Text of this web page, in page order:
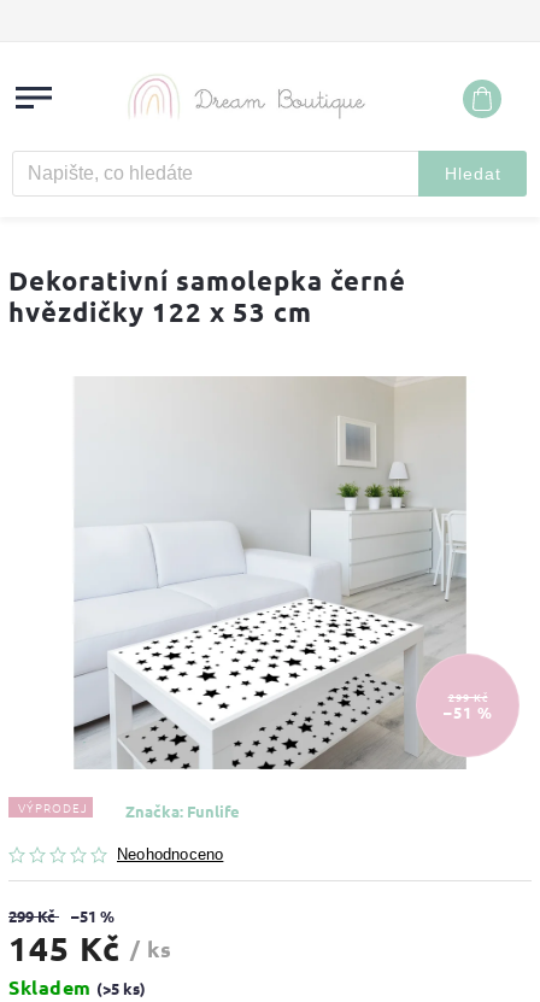
Hledat
Dekorativní samolepka černé
hvězdičky 122 x 53 cm
299 Kč
–51 %
VÝPRODEJ
Neohodnoceno
Značka: Funlife
299 Kč –51 %
145 Kč / ks
Skladem (>5 ks)